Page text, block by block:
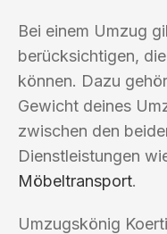
Bei einem Umzug
berücksichtigen,
können. Dazu
Gewicht deines
zwischen den
Dienstleistungen
Möbeltransport.
Umzugskönig